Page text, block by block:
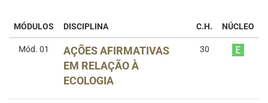
MÓDULOS DISCIPLINA C.H. NÚCLEO
Mód. 01
AÇÕES AFIRMATIVAS
EM RELAÇÃO À
ECOLOGIA
30